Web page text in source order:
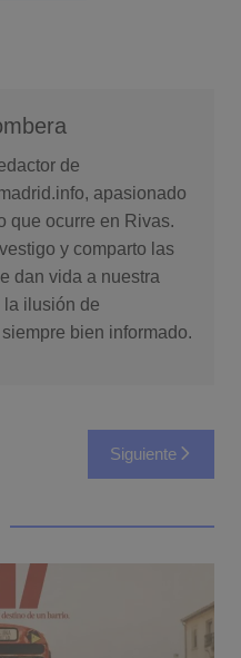
de
apasionado
que ocurre en Rivas.
y comparto las
dan vida a nuestra
la ilusión de
bien informado.
Siguiente